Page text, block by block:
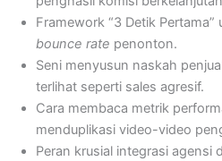
Framework “3 Detik
bounce rate penonton.
Seni menyusun naskah
terlihat seperti sales agresif.
Cara membaca metrik
menduplikasi video-video
Peran krusial integrasi agensi